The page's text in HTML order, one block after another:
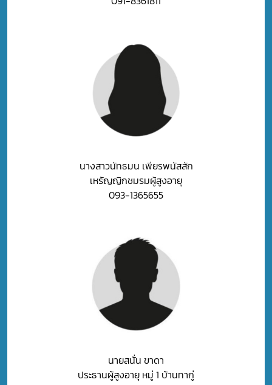
นางสาวนัทธมน เพียรพนัสสัก
เหรัญญิกชมรมผู้สูงอายุ
093-1365655
นายสนั่น ขาดา
ประธานผู้สูงอายุ หมู่ 1 บ้านทากู่